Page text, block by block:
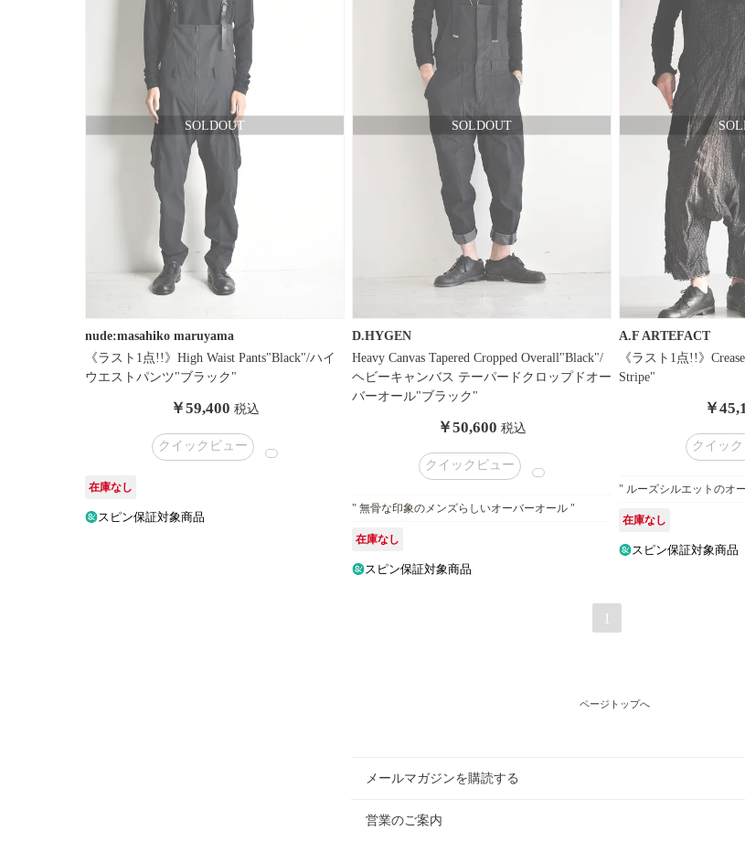
nude:masahiko maruyama
《ラスト1点!!》High Waist Pants"Black"/ハイ
ウエストパンツ"ブラック"
￥59,400 税込
クイックビュー
在庫なし
スピン保証対象商品
D.HYGEN
Heavy Canvas Tapered Cropped Overall"Black"/
ヘビーキャンバス テーパードクロップドオー
バーオール"ブラック"
￥50,600 税込
クイックビュー
" 無骨な印象のメンズらしいオーバーオール "
在庫なし
スピン保証対象商品
A.F ARTEFACT
《ラスト1点!!》
Stripe"
￥
クイッ
" ルーズシルエットのオ
在庫なし
スピン保証対象商品
1
ページトップへ
メールマガジンを購読する
営業のご案内